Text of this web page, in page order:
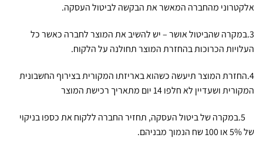
אלקטרוני מהחברה המאשר את הבקשה לביטול העסקה.
3.במקרה שהביטול אושר – יש להשיב את המוצר לחברה כאשר כל
העלויות הכרוכות בהחזרת המוצר תחולנה על הלקוח.
4.החזרת המוצר תיעשה כשהוא באריזתו המקורית בצירוף החשבונית
המקורית ושעדיין לא חלפו 14 יום מתאריך רכישת המוצר
5.במקרה של ביטול העסקה, תחזיר החברה ללקוח את כספו בניקוי
של 5% או 100 שח הנמוך מבניהם.